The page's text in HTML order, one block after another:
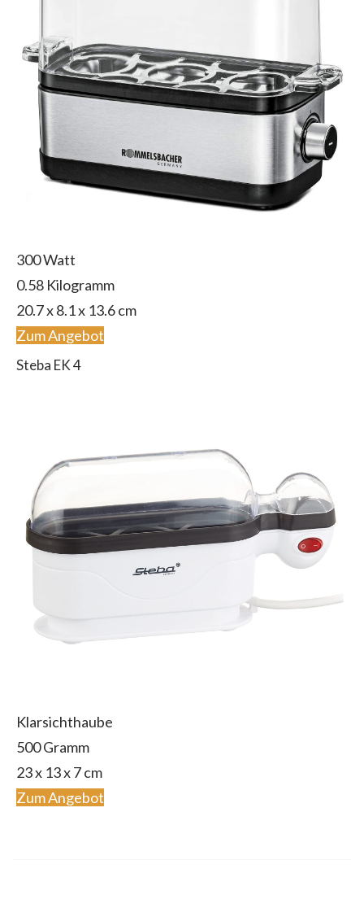
‎300 Watt
0.58 Kilogramm
20.7 x 8.1 x 13.6 cm
Zum Angebot
Steba EK 4
Klarsichthaube
500 Gramm
‎23 x 13 x 7 cm
Zum Angebot